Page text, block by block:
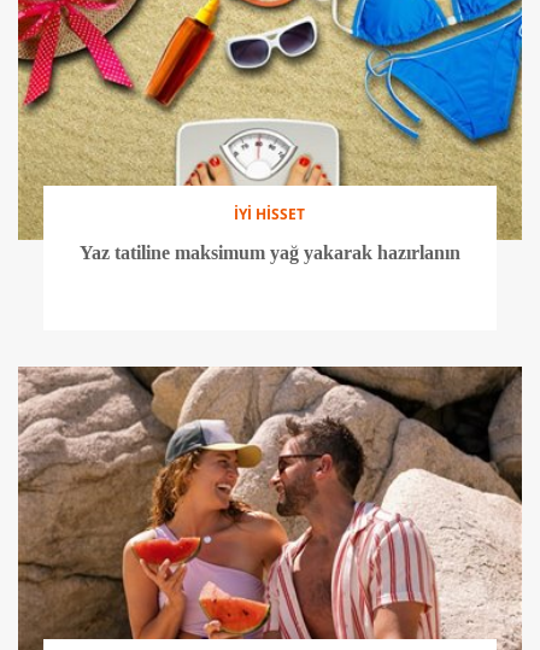
İYİ HİSSET
Yaz tatiline maksimum yağ yakarak hazırlanın